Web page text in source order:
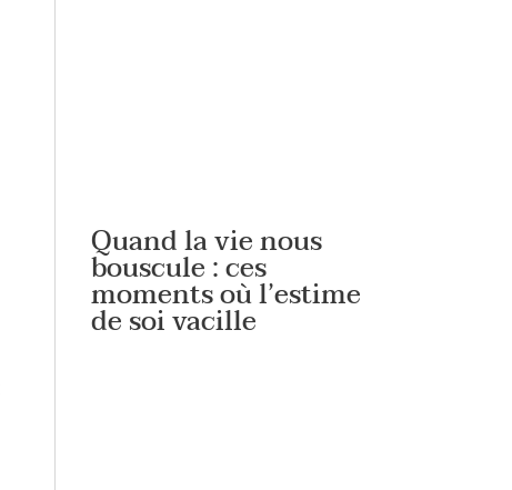
Quand la vie nous
bouscule : ces
moments où l’estime
de soi vacille